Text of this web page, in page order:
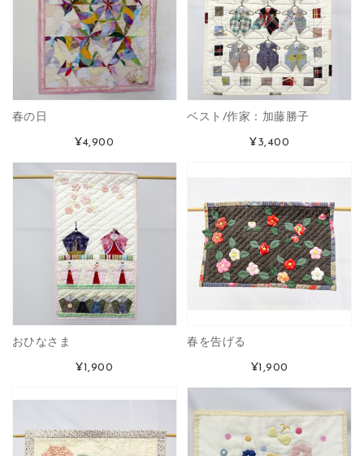
春の日
¥4,900
ベスト/作家：加藤勝子
¥3,400
おひなさま
¥1,900
春を告げる
¥1,900